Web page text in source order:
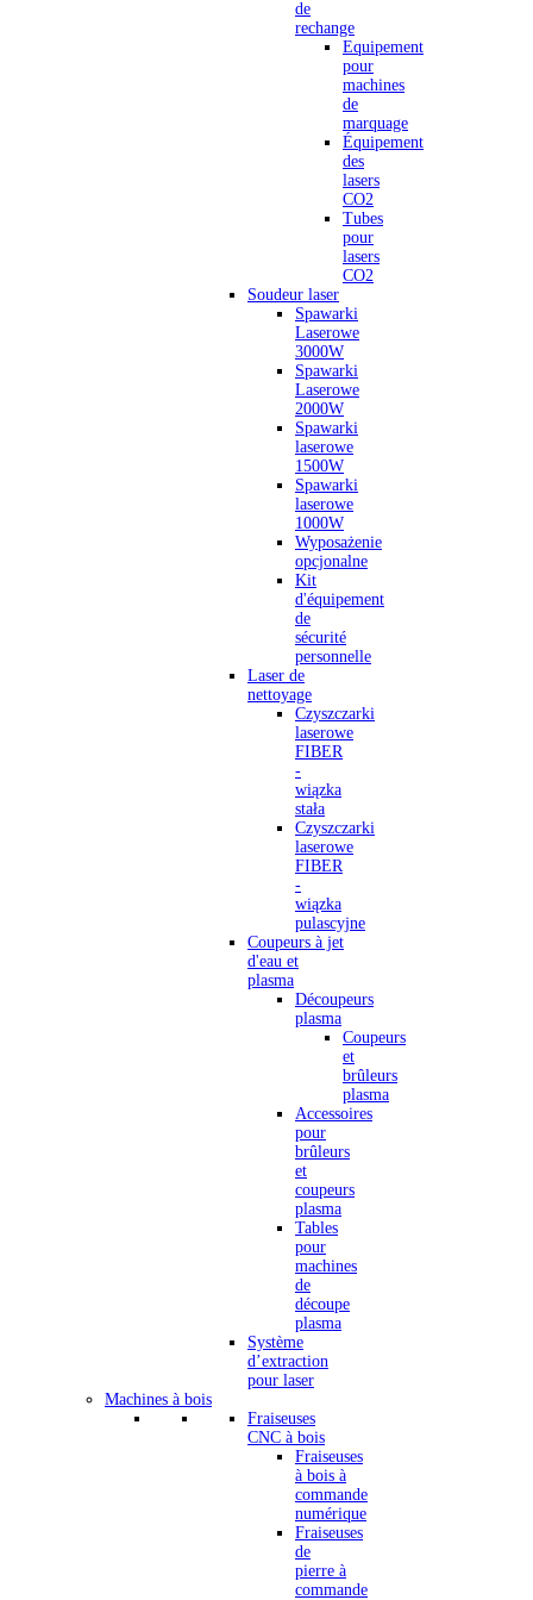
de
rechange
Equipement
pour
machines
de
marquage
Équipement
des
lasers
CO2
Tubes
pour
lasers
CO2
Soudeur laser
Spawarki
Laserowe
3000W
Spawarki
Laserowe
2000W
Spawarki
laserowe
1500W
Spawarki
laserowe
1000W
Wyposażenie
opcjonalne
Kit
d'équipement
de
sécurité
personnelle
Laser de
nettoyage
Czyszczarki
laserowe
FIBER
-
wiązka
stała
Czyszczarki
laserowe
FIBER
-
wiązka
pulascyjne
Coupeurs à jet
d'eau et
plasma
Découpeurs
plasma
Coupeurs
et
brûleurs
plasma
Accessoires
pour
brûleurs
et
coupeurs
plasma
Tables
pour
machines
de
découpe
plasma
Système
d’extraction
pour laser
Machines à bois
Fraiseuses
CNC à bois
Fraiseuses
à bois à
commande
numérique
Fraiseuses
de
pierre à
commande